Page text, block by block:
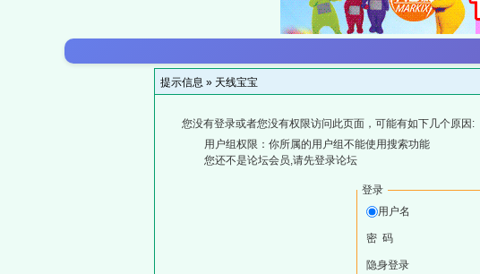
提示信息 » 天线宝宝
您没有登录或者您没有权限访问此页面，可能有如下几个原因:
用户组权限：你所属的用户组不能使用搜索功能
您还不是论坛会员,请先登录论坛
登录
用户名
密 码
隐身登录